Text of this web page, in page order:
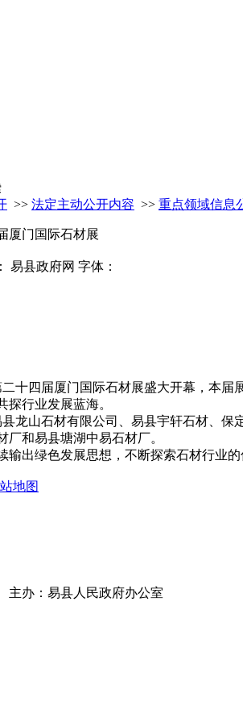
>> 法定主动公开内容 >> 重点领域信息
厦门国际石材展
易县政府网 字体：
十四届厦门国际石材展盛大开幕，本
探行业发展蓝海。
龙山石材有限公司、易县宇轩石材、
和易县塘湖中易石材厂。
输出绿色发展思想，不断探索石材行业
地图
办：易县人民政府办公室